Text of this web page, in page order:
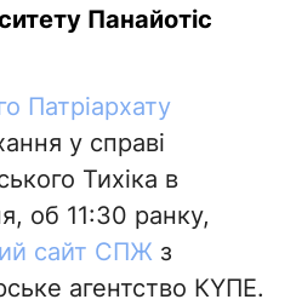
Панайотіс
Патріархату
у справі
Тихіка в
об 11:30 ранку,
сайт СПЖ з
агентство КΥΠΕ.